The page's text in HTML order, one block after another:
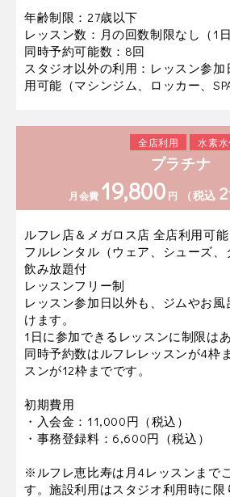
年齢制限：27歳以下
レッスン数：月の回数制限なし（1日
同時予約可能数：8回
スタジオ以外の利用：レッスン参
用可能（マシンジム、ロッカー、
全店利用 水素
プラチナ
月会費 19,800 円 （税込
ルフレ店＆メガロス店 全店利用可能
フルレンタル（ウェア、シューズ
飲み放題付
レッスンフリー制
レッスン参加日以外も、ジムやお
けます。
1日に参加できるレッスンに制限はあ
同時予約数はルフレレッスンが4枠
スンが12枠までです。
初期費用
・入会金：11,000円（税込）
・事務登録料：6,600円（税込）
※ルフレ恵比寿は月4レッスンまで
す。施設利用はスタジオ利用時に限